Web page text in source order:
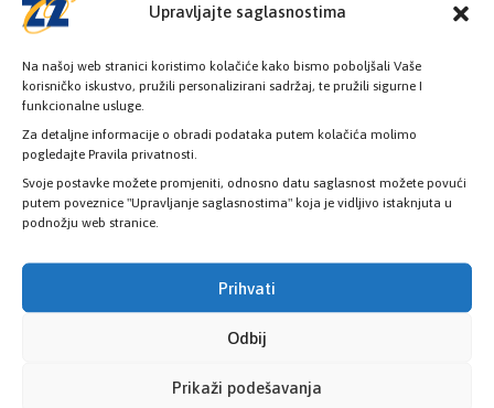
Upravljajte saglasnostima
Na našoj web stranici koristimo kolačiće kako bismo poboljšali Vaše
korisničko iskustvo, pružili personalizirani sadržaj, te pružili sigurne I
funkcionalne usluge.
Za detaljne informacije o obradi podataka putem kolačića molimo
pogledajte Pravila privatnosti.
Svoje postavke možete promjeniti, odnosno datu saglasnost možete povući
putem poveznice "Upravljanje saglasnostima" koja je vidljivo istaknjuta u
podnožju web stranice.
Prihvati
Odbij
Prikaži podešavanja
Provjerite status vaše elektronske
zdravstvene kartice
PROVJERITE STATUS